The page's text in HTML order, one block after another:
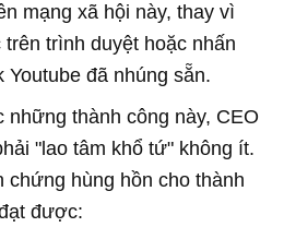
mạng xã hội này, thay vì
trình duyệt hoặc nhấn
đã nhúng sẵn.
thành công này, CEO
"lao tâm khổ tứ" không ít.
chứng hùng hồn cho thành
được: